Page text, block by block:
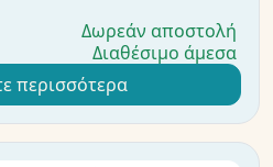
Δωρεάν αποστολή
Διαθέσιμο άμεσα
περισσότερα